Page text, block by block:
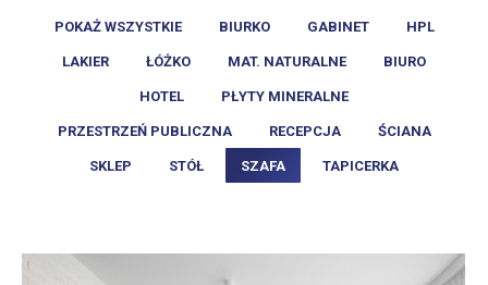
POKAŻ WSZYSTKIE BIURKO GABINET HPL
LAKIER ŁÓŻKO MAT. NATURALNE BIURO
HOTEL PŁYTY MINERALNE
PRZESTRZEŃ PUBLICZNA RECEPCJA ŚCIANA
SKLEP STÓŁ SZAFA TAPICERKA